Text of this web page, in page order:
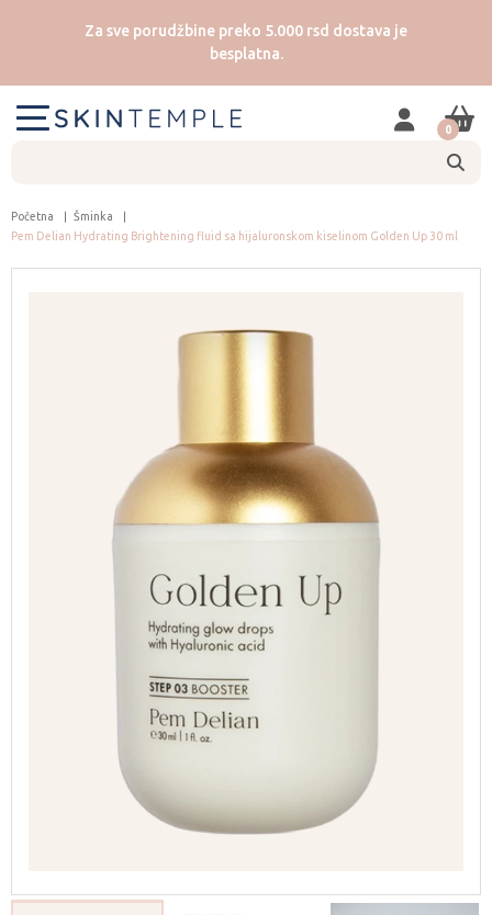
Za sve porudžbine preko 5.000 rsd dostava je
besplatna.
0
Početna
Šminka
Pem Delian Hydrating Brightening fluid sa hijaluronskom kiselinom Golden Up 30 ml